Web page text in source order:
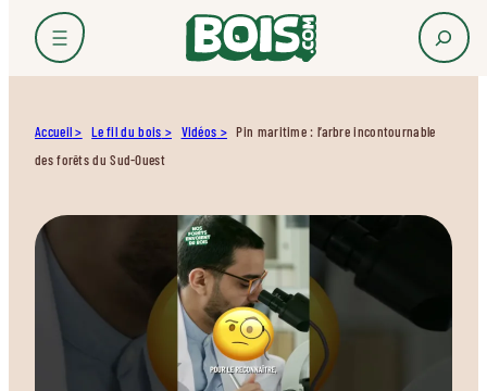
Accueil Le fil du bois Vidéos
Pin maritime : l’arbre incontournable
des forêts du Sud-Ouest